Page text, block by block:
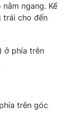
ngang. Kế
trái cho đến
ở phía trên
trên góc